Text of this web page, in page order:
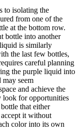
to isolating the
from one of the
at the bottom row.
bottle into another
is similarly
the last few bottles,
careful planning
the purple liquid into
seem
and achieve the
look for opportunities
that either
it without
color into its own